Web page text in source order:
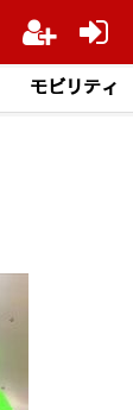
モビリティ